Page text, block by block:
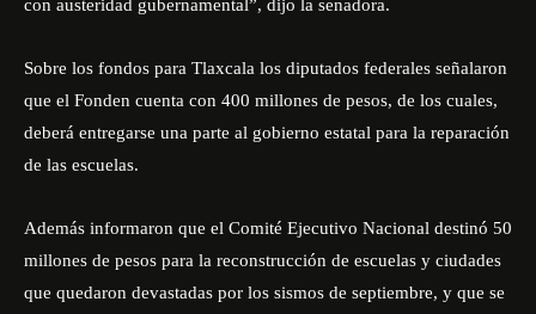
con austeridad gubernamental”, dijo la senadora.
Sobre los fondos para Tlaxcala los diputados federales señalaron
que el Fonden cuenta con 400 millones de pesos, de los cuales,
deberá entregarse una parte al gobierno estatal para la reparación
de las escuelas.
Además informaron que el Comité Ejecutivo Nacional destinó 50
millones de pesos para la reconstrucción de escuelas y ciudades
que quedaron devastadas por los sismos de septiembre, y que se